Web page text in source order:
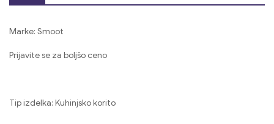
Marke: Smoot
Prijavite se za boljšo ceno
Tip izdelka: Kuhinjsko korito